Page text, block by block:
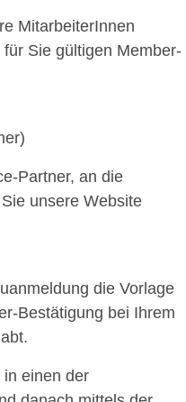
MitarbeiterInnen
Sie gültigen Member-
Partner, an die
unsere Website
die Vorlage
Bestätigung bei Ihrem
in einen der